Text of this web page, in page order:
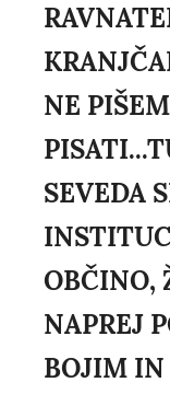
NE
SEVEDA
OBČINO,
NAPREJ
BOJIM IN